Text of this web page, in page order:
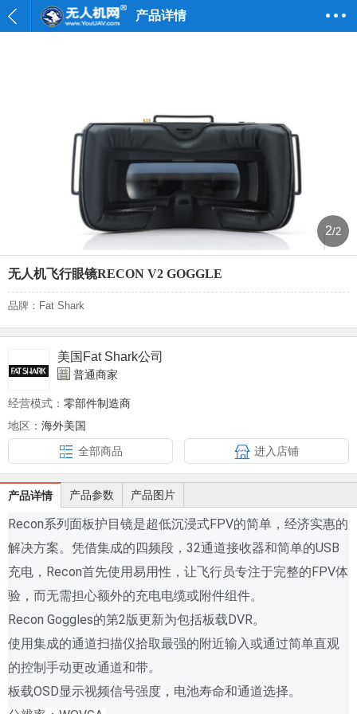
产品详情
2/2
无人机飞行眼镜RECON V2 GOGGLE
品牌：Fat Shark
美国Fat Shark公司
普通商家
经营模式： 零部件制造商
地区： 海外美国
全部商品
进入店铺
产品详情 产品参数 产品图片
Recon系列面板护目镜是超低沉浸式FPV的简单，经济实惠的
解决方案。 凭借集成的四频段，32通道接收器和简单的USB
充电，Recon首先使用易用性，让飞行员专注于完整的FPV体
验，而无需担心额外的充电电缆或附件组件。
Recon Goggles的第2版更新为包括板载DVR。
使用集成的通道扫描仪拾取最强的附近输入或通过简单直观
的控制手动更改通道和带。
板载OSD显示视频信号强度，电池寿命和通道选择。